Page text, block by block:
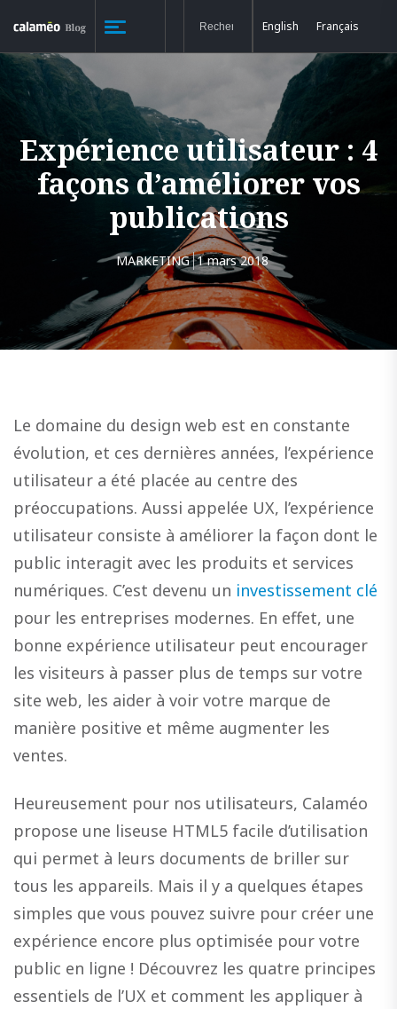
English Français
Expérience utilisateur : 4
façons d’améliorer vos
publications
MARKETING 1 mars 2018
Le domaine du design web est en constante
évolution, et ces dernières années, l’expérience
utilisateur a été placée au centre des
préoccupations. Aussi appelée UX, l’expérience
utilisateur consiste à améliorer la façon dont le
public interagit avec les produits et services
numériques. C’est devenu un investissement clé
pour les entreprises modernes. En effet, une
bonne expérience utilisateur peut encourager
les visiteurs à passer plus de temps sur votre
site web, les aider à voir votre marque de
manière positive et même augmenter les
ventes.
Heureusement pour nos utilisateurs, Calaméo
propose une liseuse HTML5 facile d’utilisation
qui permet à leurs documents de briller sur
tous les appareils. Mais il y a quelques étapes
simples que vous pouvez suivre pour créer une
expérience encore plus optimisée pour votre
public en ligne ! Découvrez les quatre principes
essentiels de l’UX et comment les appliquer à